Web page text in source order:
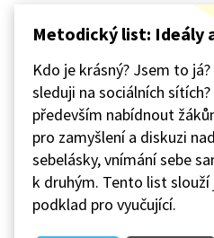
Metodický list: Ideály
Kdo je krásný? Jsem to
sleduji na sociálních
především nabídnout
pro zamyšlení a diskuzi
sebelásky, vnímání sebe
k druhým. Tento list
podklad pro vyučující.